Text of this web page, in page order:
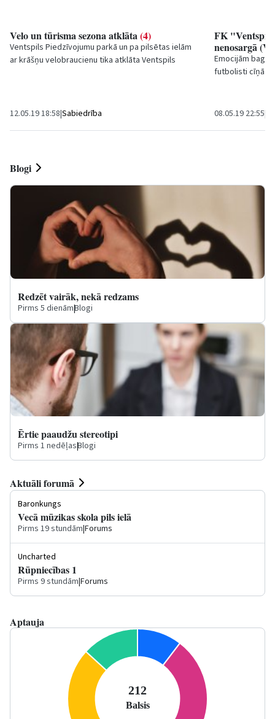
Velo un tūrisma sezona atklāta(4)
Ventspils Piedzīvojumu parkā un pa pilsētas ielām
ar krāšņu velobraucienu tika atklāta Ventspils
12.05.19 18:58|Sabiedrība
FK
nenosargā
Emocijām
futbolisti cīņā
08.05.19 22:55|
Blogi
Redzēt vairāk, nekā redzams
Pirms 5 dienām|Blogi
Ērtie paaudžu stereotipi
Pirms 1 nedēļas|Blogi
Aktuāli forumā
Baronkungs
Vecā mūzikas skola pils ielā
Pirms 19 stundām|Forums
Uncharted
Rūpniecības 1
Pirms 9 stundām|Forums
Aptauja